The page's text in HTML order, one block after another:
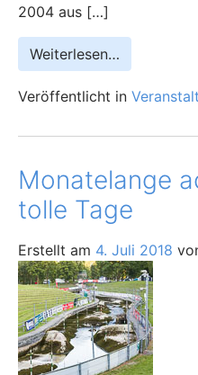
2004 aus […]
Weiterlesen…
Veröffentlicht in
Monatelange
tolle Tage
Erstellt am 4. Juli 2018